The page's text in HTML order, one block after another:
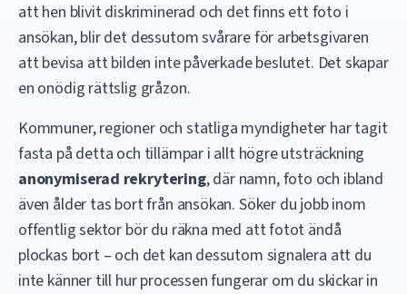
att hen blivit diskriminerad och det finns ett foto i
ansökan, blir det dessutom svårare för arbetsgivaren
att bevisa att bilden inte påverkade beslutet. Det skapar
en onödig rättslig gråzon.
Kommuner, regioner och statliga myndigheter har tagit
fasta på detta och tillämpar i allt högre utsträckning
anonymiserad rekrytering, där namn, foto och ibland
även ålder tas bort från ansökan. Söker du jobb inom
offentlig sektor bör du räkna med att fotot ändå
plockas bort – och det kan dessutom signalera att du
inte känner till hur processen fungerar om du skickar in